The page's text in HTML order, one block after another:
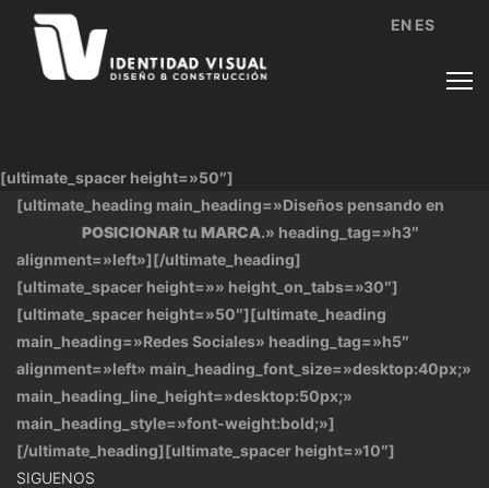
[ultimate_spacer height=»50″]
[ultimate_heading main_heading=»Diseños pensando en
POSICIONARtu MARCA.» heading_tag=»h3″
alignment=»left»][/ultimate_heading]
[ultimate_spacer height=»» height_on_tabs=»30″]
[ultimate_spacer height=»50″][ultimate_heading
main_heading=»Redes Sociales» heading_tag=»h5″
alignment=»left» main_heading_font_size=»desktop:40px;»
main_heading_line_height=»desktop:50px;»
main_heading_style=»font-weight:bold;»]
[/ultimate_heading][ultimate_spacer height=»10″]
SIGUENOS
EN ES